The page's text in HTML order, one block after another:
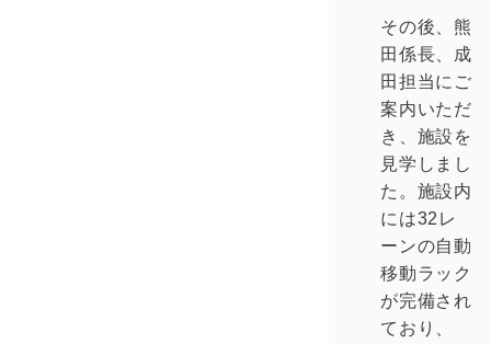
その後、熊
田係長、成
田担当にご
案内いただ
き、施設を
見学しまし
た。施設内
には32レ
ーンの自動
移動ラック
が完備され
ており、